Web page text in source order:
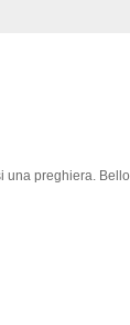
una preghiera. Bello.